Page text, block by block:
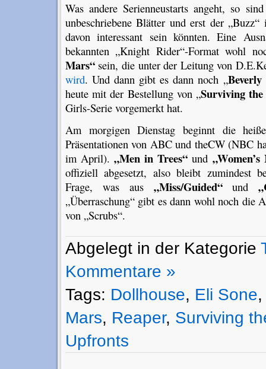
Was andere Serienneustarts angeht, so
unbeschriebene Blätter und erst der
davon interessant sein könnten. Eine
bekannten „Knight Rider“-Format wohl
Mars“sein, die unter der Leitung von
wird. Und dann gibt es dann noch „
heute mit der Bestellung von „Surviving
Girls-Serie vorgemerkt hat.
Am morgigen Dienstag beginnt die
Präsentationen von ABC und theCW (NBC
im April). „Men in Trees“und
offiziell abgesetzt, also bleibt zumindest
Frage, was aus „Miss/Guided“und
„Überraschung“ gibt es dann wohl noch die
von „Scrubs“.
Abgelegt in der Kategorie
Kommentare »
Tags: Dollhouse, Eli Sone
Mars, Reaper, Surviving
Upfronts